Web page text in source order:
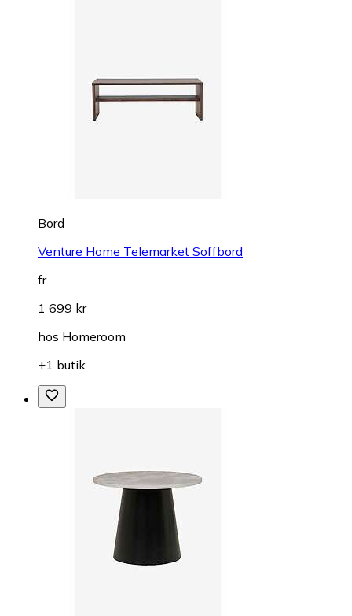
Bord
Venture Home Telemarket Soffbord
fr.
1 699 kr
hos Homeroom
+1 butik